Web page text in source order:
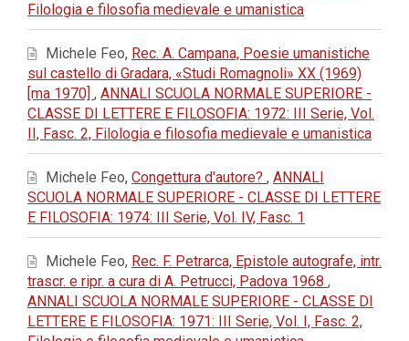
Filologia e filosofia medievale e umanistica
Michele Feo, Rec. A. Campana, Poesie umanistiche
sul castello di Gradara, «Studi Romagnoli» XX (1969)
[ma 1970] , ANNALI SCUOLA NORMALE SUPERIORE -
CLASSE DI LETTERE E FILOSOFIA: 1972: III Serie, Vol.
II, Fasc. 2, Filologia e filosofia medievale e umanistica
Michele Feo, Congettura d'autore? , ANNALI
SCUOLA NORMALE SUPERIORE - CLASSE DI LETTERE
E FILOSOFIA: 1974: III Serie, Vol. IV, Fasc. 1
Michele Feo, Rec. F. Petrarca, Epistole autografe, intr.
trascr. e ripr. a cura di A. Petrucci, Padova 1968 ,
ANNALI SCUOLA NORMALE SUPERIORE - CLASSE DI
LETTERE E FILOSOFIA: 1971: III Serie, Vol. I, Fasc. 2,